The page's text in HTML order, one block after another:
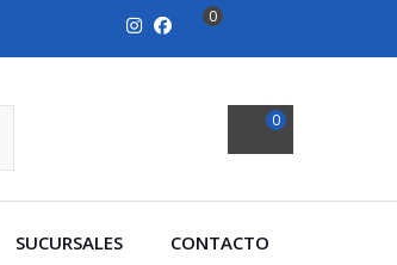
0
0
SUCURSALES CONTACTO